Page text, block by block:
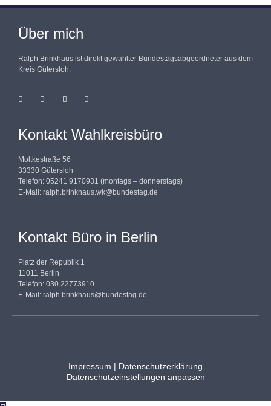
Über mich
Ralph Brinkhaus ist direkt gewählter Bundestagsabgeordneter aus dem
Kreis Gütersloh.
Kontakt Wahlkreisbüro
Moltkestraße 56
33330 Gütersloh
Telefon: 05241 9170931 (montags – donnerstags)
E-Mail: ralph.brinkhaus.wk@bundestag.de
Kontakt Büro in Berlin
Platz der Republik 1
11011 Berlin
Telefon: 030 22773910
E-Mail: ralph.brinkhaus@bundestag.de
Impressum | Datenschutzerklärung
Datenschutzeinstellungen anpassen